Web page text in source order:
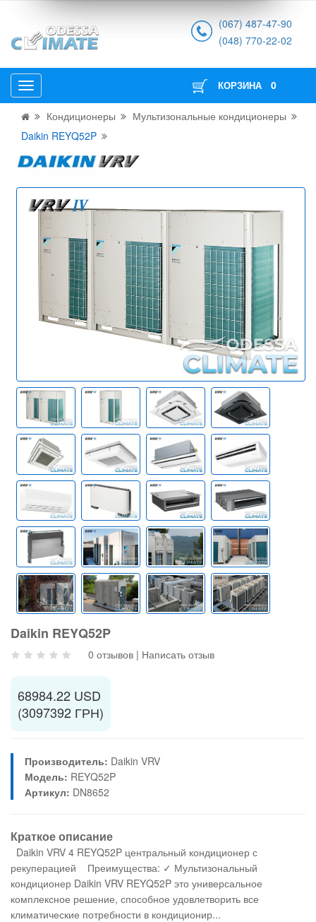
(067) 487-47-90
(048) 770-22-02
КОРЗИНА 0
Кондиционеры
Мультизональные кондиционеры
Daikin REYQ52P
Daikin REYQ52P
0 отзывов | Написать отзыв
68984.22 USD
(3097392 ГРН)
Производитель: Daikin VRV
Модель: REYQ52P
Артикул: DN8652
Краткое описание
Daikin VRV 4 REYQ52P центральный кондиционер с
рекуперацией Преимущества: ✓ Мультизональный
кондиционер Daikin VRV REYQ52P это универсальное
комплексное решение, способное удовлетворить все
климатические потребности в кондиционир...